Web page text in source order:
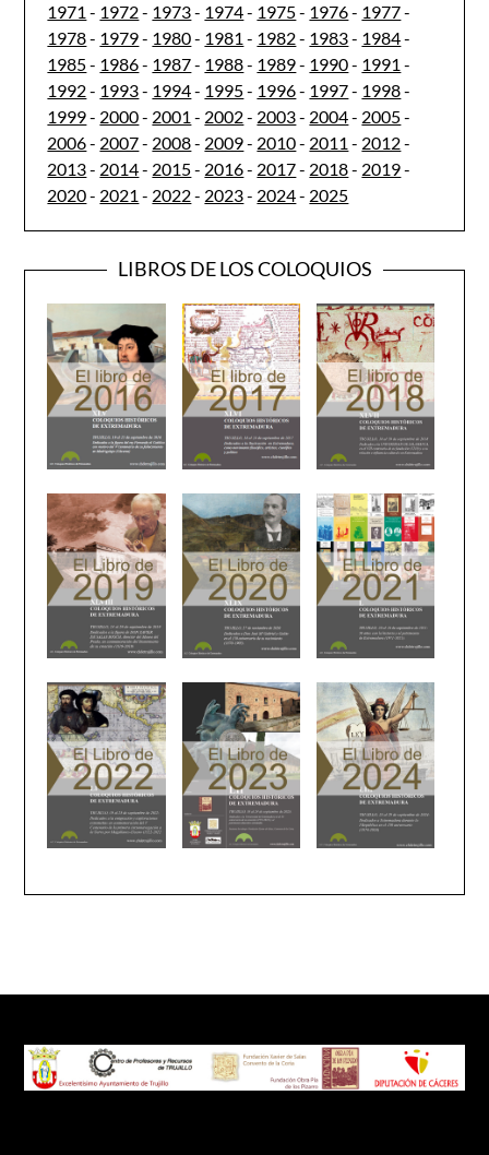
1971 - 1972- 1973- 1974- 1975- 1976- 1977-
1978- 1979- 1980- 1981 - 1982- 1983- 1984-
1985- 1986- 1987- 1988- 1989- 1990- 1991 -
1992- 1993- 1994- 1995- 1996- 1997- 1998-
1999- 2000- 2001 - 2002- 2003- 2004- 2005-
2006- 2007- 2008- 2009- 2010- 2011 - 2012-
2013- 2014- 2015- 2016- 2017- 2018- 2019-
2020- 2021 - 2022- 2023- 2024- 2025
LIBROS DE LOS COLOQUIOS